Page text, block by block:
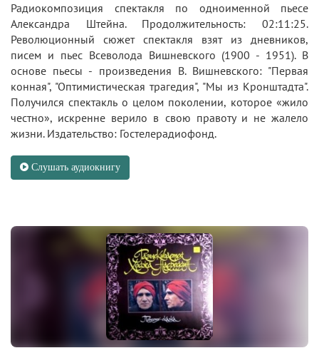
Радиокомпозиция спектакля по одноименной пьесе
Александра Штейна. Продолжительность: 02:11:25.
Революционный сюжет спектакля взят из дневников,
писем и пьес Всеволода Вишневского (1900 - 1951). В
основе пьесы - произведения В. Вишневского: "Первая
конная", "Оптимистическая трагедия", "Мы из Кронштадта".
Получился спектакль о целом поколении, которое «жило
честно», искренне верило в свою правоту и не жалело
жизни. Издательство: Гостелерадиофонд.
Слушать аудиокнигу